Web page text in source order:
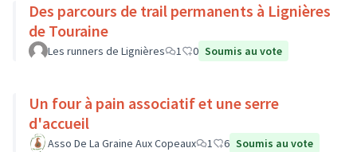
Des parcours de trail permanents à Lignières
de Touraine
Les runners de Lignières 1 0 Soumis au vote
Un four à pain associatif et une serre
d'accueil
Asso De La Graine Aux Copeaux 1 6 Soumis au vote